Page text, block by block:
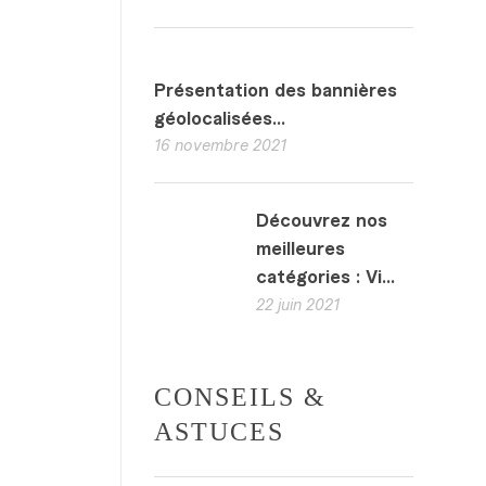
Présentation des bannières
géolocalisées...
16 novembre 2021
Découvrez nos
meilleures
catégories : Vi...
22 juin 2021
CONSEILS &
ASTUCES